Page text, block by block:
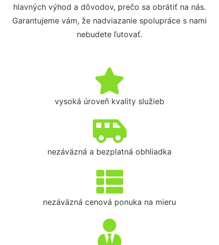
hlavných výhod a dôvodov, prečo sa obrátiť na nás.
Garantujeme vám, že nadviazanie spolupráce s nami
nebudete ľutovať.
vysoká úroveň kvality služieb
nezáväzná a bezplatná obhliadka
nezáväzná cenová ponuka na mieru